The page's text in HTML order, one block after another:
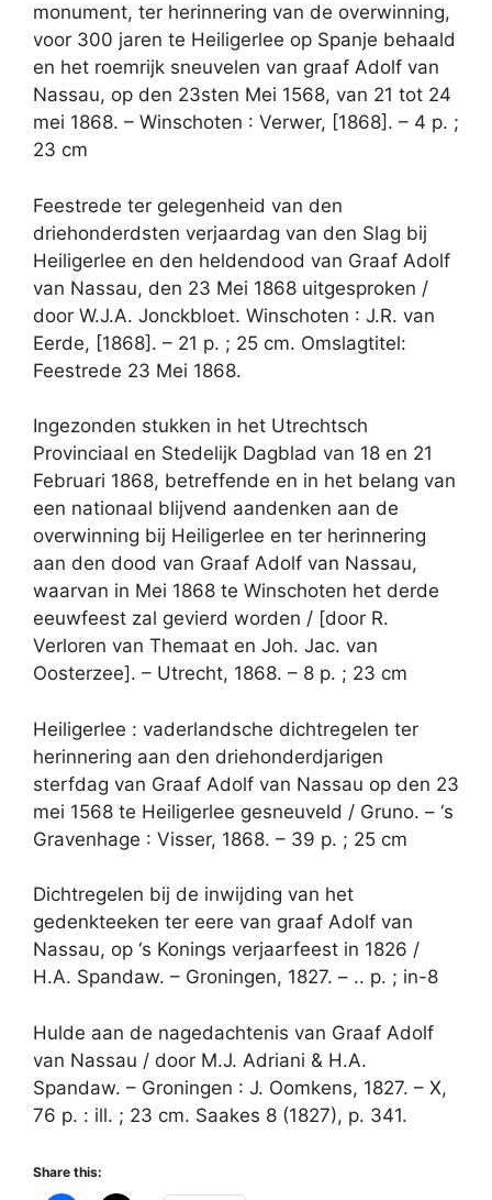
monument, ter herinnering van de overwinning,
voor 300 jaren te Heiligerlee op Spanje behaald
en het roemrijk sneuvelen van graaf Adolf van
Nassau, op den 23sten Mei 1568, van 21 tot 24
mei 1868. – Winschoten : Verwer, [1868]. – 4 p. ;
23 cm
Feestrede ter gelegenheid van den
driehonderdsten verjaardag van den Slag bij
Heiligerlee en den heldendood van Graaf Adolf
van Nassau, den 23 Mei 1868 uitgesproken /
door W.J.A. Jonckbloet. Winschoten : J.R. van
Eerde, [1868]. – 21 p. ; 25 cm. Omslagtitel:
Feestrede 23 Mei 1868.
Ingezonden stukken in het Utrechtsch
Provinciaal en Stedelijk Dagblad van 18 en 21
Februari 1868, betreffende en in het belang van
een nationaal blijvend aandenken aan de
overwinning bij Heiligerlee en ter herinnering
aan den dood van Graaf Adolf van Nassau,
waarvan in Mei 1868 te Winschoten het derde
eeuwfeest zal gevierd worden / [door R.
Verloren van Themaat en Joh. Jac. van
Oosterzee]. – Utrecht, 1868. – 8 p. ; 23 cm
Heiligerlee : vaderlandsche dichtregelen ter
herinnering aan den driehonderdjarigen
sterfdag van Graaf Adolf van Nassau op den 23
mei 1568 te Heiligerlee gesneuveld / Gruno. – ‘s
Gravenhage : Visser, 1868. – 39 p. ; 25 cm
Dichtregelen bij de inwijding van het
gedenkteeken ter eere van graaf Adolf van
Nassau, op ‘s Konings verjaarfeest in 1826 /
H.A. Spandaw. – Groningen, 1827. – .. p. ; in-8
Hulde aan de nagedachtenis van Graaf Adolf
van Nassau / door M.J. Adriani & H.A.
Spandaw. – Groningen : J. Oomkens, 1827. – X,
76 p. : ill. ; 23 cm. Saakes 8 (1827), p. 341.
Share this: